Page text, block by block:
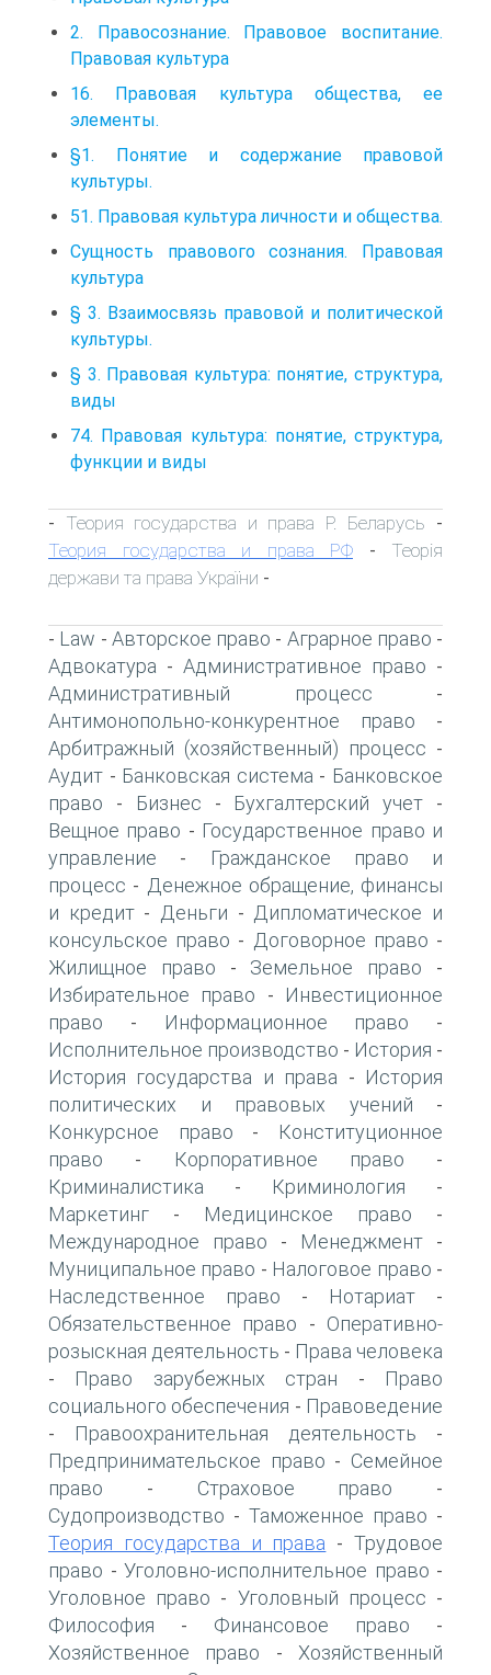
2. Правосознание. Правовое воспитание.
Правовая культура
16. Правовая культура общества, ее
элементы.
§1. Понятие и содержание правовой
культуры.
51. Правовая культура личности и общества.
Сущность правового сознания. Правовая
культура
§ 3. Взаимосвязь правовой и политической
культуры.
§ 3. Правовая культура: понятие, структура,
виды
74. Правовая культура: понятие, структура,
функции и виды
- Теория государства и права Р. Беларусь -
Теория государства и права РФ - Теорія
держави та права України -
- Law - Авторское право - Аграрное право -
Адвокатура - Административное право -
Административный процесс -
Антимонопольно-конкурентное право -
Арбитражный (хозяйственный) процесс -
Аудит - Банковская система - Банковское
право - Бизнес - Бухгалтерский учет -
Вещное право - Государственное право и
управление -
Гражданское право и
процесс - Денежное обращение, финансы
и кредит- Деньги - Дипломатическое и
консульское право - Договорное право -
Жилищное право - Земельное право -
Избирательное право -
Инвестиционное
право - Информационное право -
Исполнительное производство - История -
История государства и права -
История
политических и правовых учений -
Конкурсное право -
Конституционное
право - Корпоративное право -
Криминалистика - Криминология -
Маркетинг - Медицинское право -
Международное право - Менеджмент -
Муниципальное право - Налоговое право -
Наследственное право - Нотариат -
Обязательственное право - Оперативно-
розыскная деятельность - Права человека
- Право зарубежных стран -
Право
социального обеспечения - Правоведение
- Правоохранительная деятельность -
Предпринимательское право - Семейное
право - Страховое право -
Судопроизводство - Таможенное право -
Теория государства и права -Трудовое
право - Уголовно-исполнительное право -
Уголовное право - Уголовный процесс -
Философия - Финансовое право -
Хозяйственное право - Хозяйственный